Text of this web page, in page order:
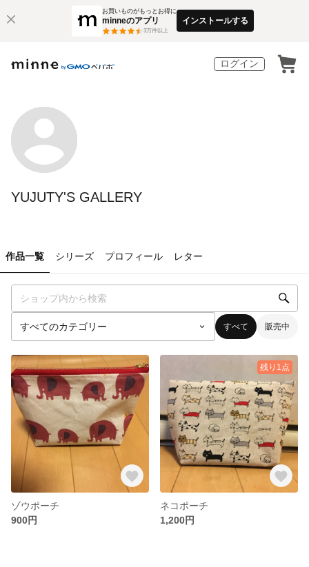
お買いものがもっとお得に
minneのアプリ
3万件以上
インストールする
ログイン
YUJUTY'S GALLERY
作品一覧 シリーズ プロフィール レター
すべて 販売中
ゾウポーチ
900円
残り1点
ネコポーチ
1,200円